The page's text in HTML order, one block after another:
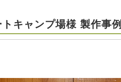
キャンプ場様 製作事例